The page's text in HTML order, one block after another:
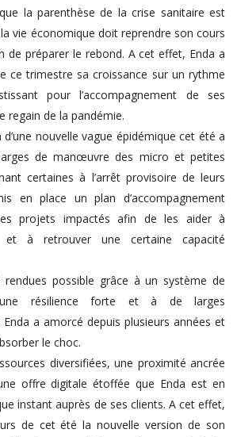
la parenthèse de la crise sanitaire est
vie économique doit reprendre son cours
de préparer le rebond. A cet effet, Enda a
ce trimestre sa croissance sur un rythme
pour l’accompagnement de ses
regain de la pandémie.
d’une nouvelle vague épidémique cet été a
de manœuvre des micro et petites
certaines à l’arrêt provisoire de leurs
en place un plan d’accompagnement
projets impactés afin de les aider à
à retrouver une certaine capacité
possible grâce à un système de
résilience forte et à de larges
a amorcé depuis plusieurs années et
le choc.
diversifiées, une proximité ancrée
offre digitale étoffée que Enda est en
instant auprès de ses clients. A cet effet,
de cet été la nouvelle version de son